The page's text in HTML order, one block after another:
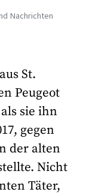
Nachrichten
St.
Peugeot
sie ihn
gegen
der alten
Nicht
Täter,